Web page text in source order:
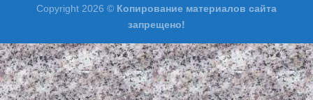
Copyright 2026 © Копирование материалов сайта
запрещено!